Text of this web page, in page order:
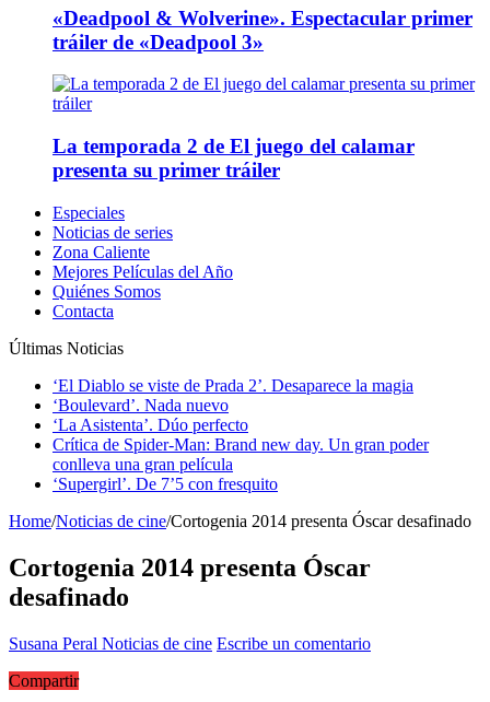
«Deadpool & Wolverine». Espectacular primer
tráiler de «Deadpool 3»
La temporada 2 de El juego del calamar
presenta su primer tráiler
Especiales
Noticias de series
Zona Caliente
Mejores Películas del Año
Quiénes Somos
Contacta
Últimas Noticias
‘El Diablo se viste de Prada 2’. Desaparece la magia
‘Boulevard’. Nada nuevo
‘La Asistenta’. Dúo perfecto
Crítica de Spider-Man: Brand new day. Un gran poder
conlleva una gran película
‘Supergirl’. De 7’5 con fresquito
Home/Noticias de cine/Cortogenia 2014 presenta Óscar desafinado
Cortogenia 2014 presenta Óscar
desafinado
Susana Peral Noticias de cine Escribe un comentario
Compartir